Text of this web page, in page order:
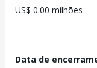
US$ 0.00 milhões
Data de